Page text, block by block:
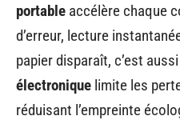
portable accélère chaque
d’erreur, lecture
papier disparaît, c’est
électronique limite les
réduisant l’empreinte